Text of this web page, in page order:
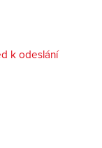
k odeslání